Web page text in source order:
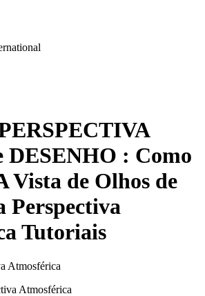
DESENHO : Como
Vista de Olhos de
Perspectiva
Tutoriais
Atmosférica